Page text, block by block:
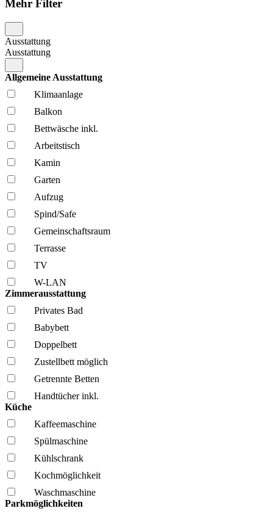
Mehr Filter
Ausstattung
Ausstattung
Allgemeine Ausstattung
Klima­anlage
Balkon
Bettwäsche inkl.
Arbeitstisch
Kamin
Garten
Aufzug
Spind/Safe
Gemeinschafts­raum
Terrasse
TV
W-LAN
Zimmerausstattung
Privates Bad
Babybett
Doppelbett
Zustellbett möglich
Getrennte Betten
Handtücher inkl.
Küche
Kaffee­maschine
Spül­maschine
Kühl­schrank
Kochmöglich­keit
Wasch­maschine
Parkmöglichkeiten